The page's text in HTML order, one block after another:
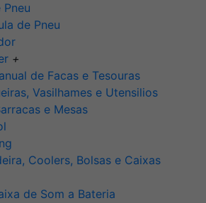
Pneu
de Pneu
+
de Facas e Tesouras
Vasilhames e Utensilios
e Mesas
Coolers, Bolsas e Caixas
de Som a Bateria